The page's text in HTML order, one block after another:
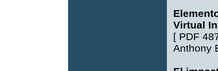
Virtual
[ PDF
Anthony